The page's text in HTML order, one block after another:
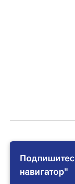
навигатор"